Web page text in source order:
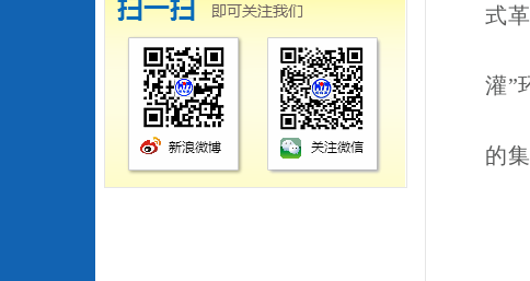
式革
灌”
的